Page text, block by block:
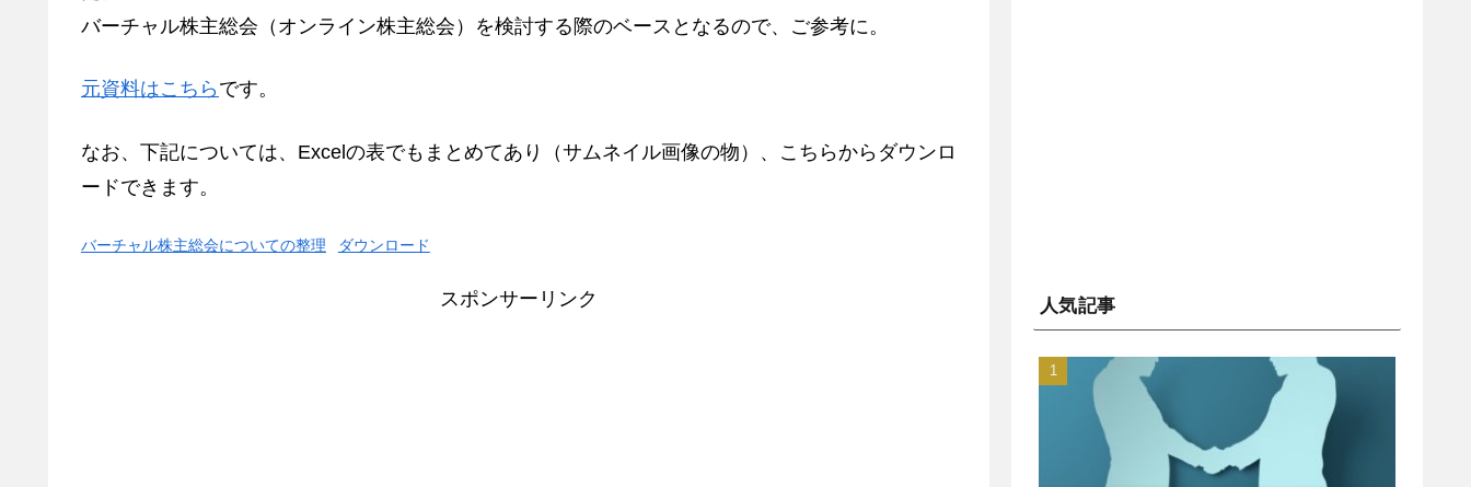
バーチャル株主総会（オンライン株主総会）を検討する際のベースとなるので、ご参考に。
元資料はこちら です。
なお、下記については、Excelの表でもまとめてあり（サムネイル画像の物）、こちらからダウンロ
ードできます。
バーチャル株主総会についての整理 ダウンロード
スポンサーリンク 人気記事